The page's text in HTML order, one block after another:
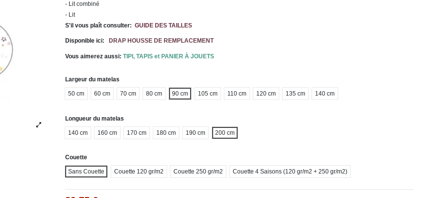
- Lit combiné
- Lit
S'il vous plaît consulter:GUIDE DES TAILLES
Disponible ici: DRAP HOUSSE DE REMPLACEMENT
Vous aimerez aussi:TIPI, TAPIS et PANIER À JOUETS
Largeur du matelas
50 cm 60 cm 70 cm 80 cm 90 cm 105 cm 110 cm 120 cm 135 cm 140 cm
Longueur du matelas
140 cm 160 cm 170 cm 180 cm 190 cm 200 cm
Couette
Sans Couette Couette 120 gr/m2 Couette 250 gr/m2 Couette 4 Saisons (120 gr/m2 + 250 gr/m2)